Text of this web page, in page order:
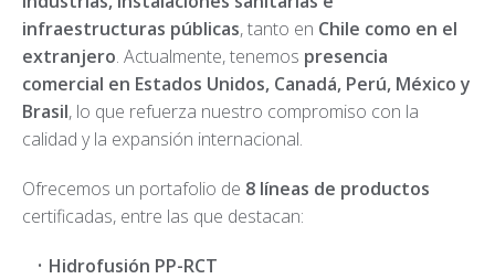
infraestructuras públicas, tanto en Chile como en el
extranjero. Actualmente, tenemos presencia
comercial en Estados Unidos, Canadá, Perú, México y
Brasil, lo que refuerza nuestro compromiso con la
calidad y la expansión internacional.
Ofrecemos un portafolio de 8 líneas de productos
certificadas, entre las que destacan:
Hidrofusión PP-RCT